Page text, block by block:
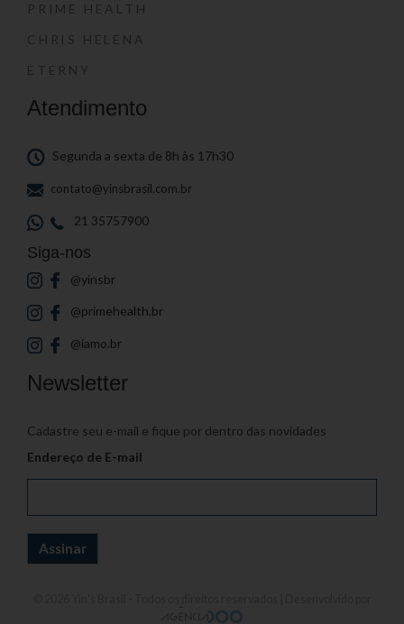
PRIME HEALTH
CHRIS HELENA
ETERNY
Atendimento
Segunda a sexta de 8h às 17h30
contato@yinsbrasil.com.br
21 35757900
Siga-nos
@yinsbr
@primehealth.br
@iamo.br
Newsletter
Cadastre seu e-mail e fique por dentro das novidades
Endereço de E-mail